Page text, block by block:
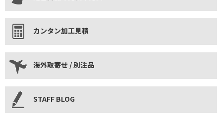
カンタン加工見積
海外取寄せ / 別注品
STAFF BLOG